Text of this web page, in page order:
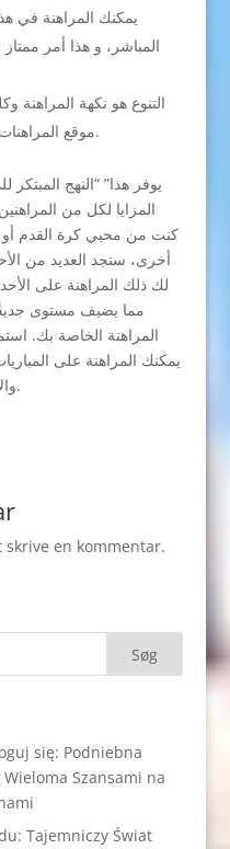
يمكنك المراهنة في
المباشر، و هذا أمر
التنوع هو نكهة المراهنة
موقع المراهنات الرياضية ، كان ذلك أكثر سعادة.
يوفر هذا” “النهج
المزايا لكل من
كنت من محبي كرة القدم أو
أخرى، ستجد العديد من
لك ذلك المراهنة على
مما يضيف مستوى
المراهنة الخاصة بك.
والأحداث الجارية في الوقت الحقيقي.
skrive en kommentar.
się: Podniebna
Wieloma Szansami na
Tajemniczy Świat